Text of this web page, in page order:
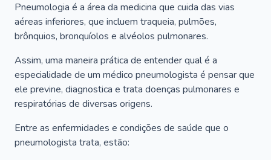
Pneumologia é a área da medicina que cuida das vias
aéreas inferiores, que incluem traqueia, pulmões,
brônquios, bronquíolos e alvéolos pulmonares.
Assim, uma maneira prática de entender qual é a
especialidade de um médico pneumologista é pensar que
ele previne, diagnostica e trata doenças pulmonares e
respiratórias de diversas origens.
Entre as enfermidades e condições de saúde que o
pneumologista trata, estão: